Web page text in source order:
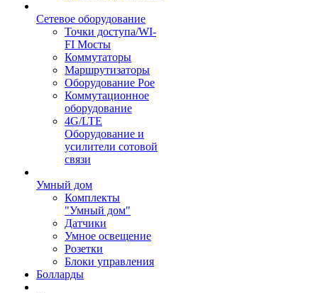
Сетевое оборудование
Точки доступа/WI-
FI Мосты
Коммутаторы
Маршрутизаторы
Оборудование Poe
Коммутационное
оборудование
4G/LTE
Оборудование и
усилители сотовой
связи
Умный дом
Комплекты
"Умный дом"
Датчики
Умное освещение
Розетки
Блоки управления
Болларды